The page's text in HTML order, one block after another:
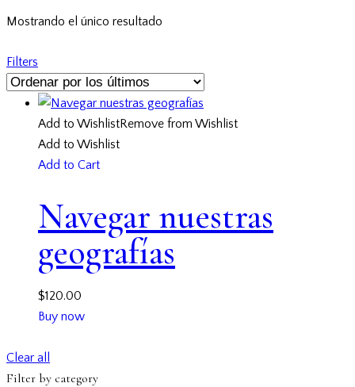
Mostrando el único resultado
Filters
Add to WishlistRemove from Wishlist
Add to Wishlist
Add to Cart
Navegar nuestras
geografías
$120.00
Buy now
Clear all
Filter by category